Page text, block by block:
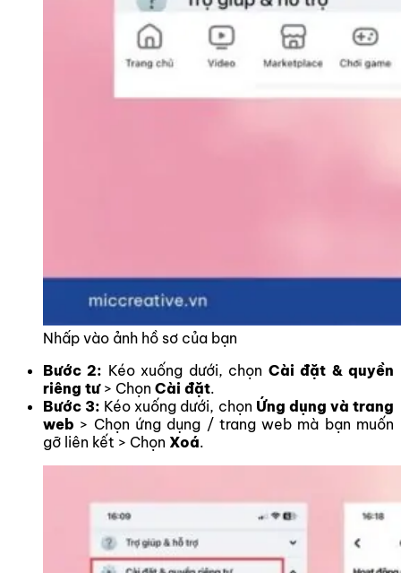
Nhấp vào ảnh hồ sơ của bạn
Bước 2: Kéo xuống dưới, chọn Cài đặt & quyền
riêng tư> Chọn Cài đặt.
Bước 3: Kéo xuống dưới, chọn Ứng dụng và trang
web > Chọn ứng dụng / trang web mà bạn muốn
gỡ liên kết > Chọn Xoá.